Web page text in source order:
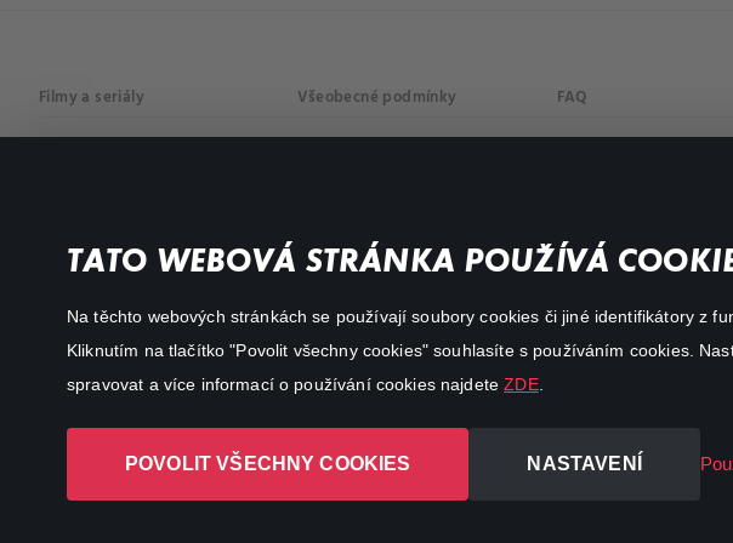
TATO WEBOVÁ STRÁNKA POUŽÍVÁ
Na těchto webových stránkách se používají soubory cookies či jiné identifikátory z
Kliknutím na tlačítko "Povolit všechny cookies" souhlasíte s používáním cookies.
spravovat a více informací o používání cookies najdeteZDE.
POVOLIT VŠECHNY COOKIES NASTAVENÍ
Filmy a seriály
Akční
Všeobecné podmínky FAQ